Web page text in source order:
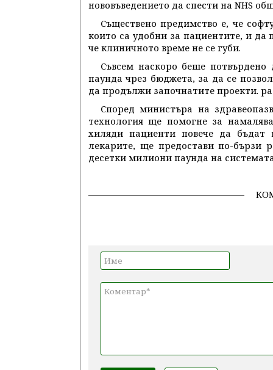
нововъведението да спести на NHS
Съществено предимство е, че
които са удобни за пациентите, и да
че клиничното време не се губи.
Съвсем наскоро беше
паунда чрез бюджета, за да се
да продължи започнатите проекти.
Според министъра на
технология ще помогне за
хиляди пациенти повече да бъдат
лекарите, ще предостави по-бързи
десетки милиони паунда на